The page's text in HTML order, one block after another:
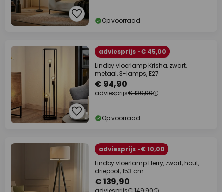
Op voorraad
adviesprijs -€ 45,00
Lindby vloerlamp Krisha, zwart,
metaal, 3-lamps, E27
€ 94,90
adviesprijs€ 139,90
Op voorraad
adviesprijs -€ 10,00
Lindby vloerlamp Herry, zwart, hout,
driepoot, 153 cm
€ 139,90
adviesprijs€ 149,90